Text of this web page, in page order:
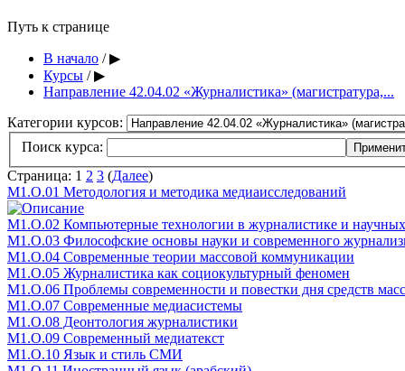
Путь к странице
В начало / ▶︎
Курсы / ▶︎
Направление 42.04.02 «Журналистика» (магистратура,...
Категории курсов:
Поиск курса:
Страница: 1 2 3 (Далее)
М1.О.01 Методология и методика медиаисследований
М1.О.02 Компьютерные технологии в журналистике и
М1.О.03 Философские основы науки и современного
М1.О.04 Современные теории массовой коммуникации
М1.О.05 Журналистика как социокультурный феномен
М1.О.06 Проблемы современности и повестки дня средств
М1.О.07 Современные медиасистемы
М1.О.08 Деонтология журналистики
М1.О.09 Современный медиатекст
М1.О.10 Язык и стиль СМИ